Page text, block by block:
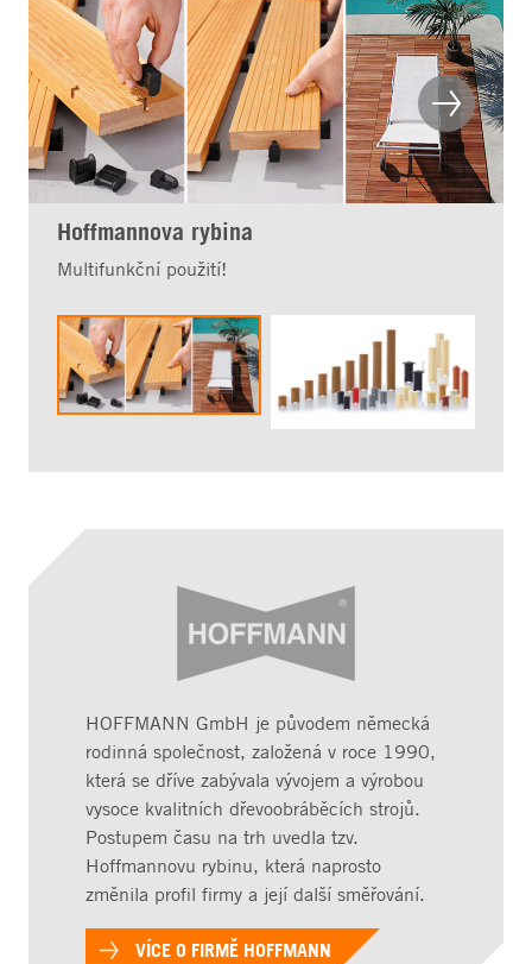
Hoffmannova rybina
Multifunkční použití!
HOFFMANN GmbH je původem německá
rodinná společnost, založená v roce 1990,
která se dříve zabývala vývojem a výrobou
vysoce kvalitních dřevoobráběcích strojů.
Postupem času na trh uvedla tzv.
Hoffmannovu rybinu, která naprosto
změnila profil firmy a její další směřování.
VÍCE O FIRMĚ HOFFMANN